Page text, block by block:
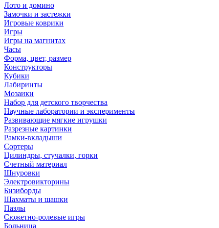
Лото и домино
Замочки и застежки
Игровые коврики
Игры
Игры на магнитах
Часы
Форма, цвет, размер
Конструкторы
Кубики
Лабиринты
Мозаики
Набор для детского творчества
Научные лаборатории и эксперименты
Развивающие мягкие игрушки
Разрезные картинки
Рамки-вкладыши
Сортеры
Цилиндры, стучалки, горки
Счетный материал
Шнуровки
Электровикторины
Бизиборды
Шахматы и шашки
Пазлы
Сюжетно-ролевые игры
Больница